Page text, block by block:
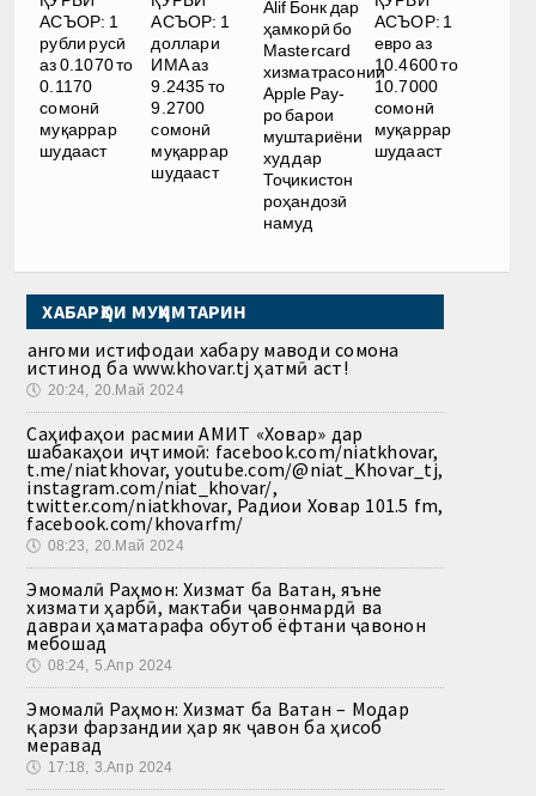
АСЪОР: 1
рубли русӣ
аз 0.1070 то
0.1170
сомонӣ
муқаррар
шудааст
АСЪОР: 1
доллари
ИМА аз
9.2435 то
9.2700
сомонӣ
муқаррар
шудааст
Alif Бонк дар
ҳамкорӣ бо
Mastercard
хизматрасонии
Apple Pay-
ро барои
муштариёни
худ дар
Тоҷикистон
роҳандозӣ
намуд
АСЪОР: 1
евро аз
10.4600 то
10.7000
сомонӣ
муқаррар
шудааст
ХАБАРҲОИ МУҲИМТАРИН
Ҳангоми истифодаи хабару маводи сомона
истинод ба www.khovar.tj ҳатмӣ аст!
🕔 20:24, 20.Май 2024
Саҳифаҳои расмии АМИТ «Ховар» дар
шабакаҳои иҷтимоӣ: facebook.com/niatkhovar,
t.me/niatkhovar, youtube.com/@niat_Khovar_tj,
instagram.com/niat_khovar/,
twitter.com/niatkhovar, Радиои Ховар 101.5 fm,
facebook.com/khovarfm/
🕔 08:23, 20.Май 2024
Эмомалӣ Раҳмон: Хизмат ба Ватан, яъне
хизмати ҳарбӣ, мактаби ҷавонмардӣ ва
давраи ҳаматарафа обутоб ёфтани ҷавонон
мебошад
🕔 08:24, 5.Апр 2024
Эмомалӣ Раҳмон: Хизмат ба Ватан – Модар
қарзи фарзандии ҳар як ҷавон ба ҳисоб
меравад
🕔 17:18, 3.Апр 2024